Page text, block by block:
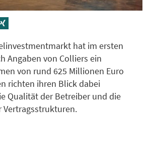
hat im ersten
Angaben von Colliers ein
von rund 625 Millionen Euro
richten ihren Blick dabei
Qualität der Betreiber und die
Vertragsstrukturen.